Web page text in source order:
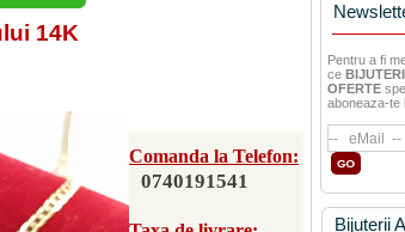
14K
Comanda la Telefon:
0740191541
Pentru a fi
ce
OFERTE
aboneaza-te
Bijuterii